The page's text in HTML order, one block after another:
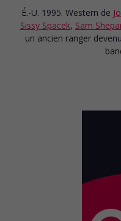
É.-U. 1995. Western de
Sissy Spacek, Sam
un ancien ranger